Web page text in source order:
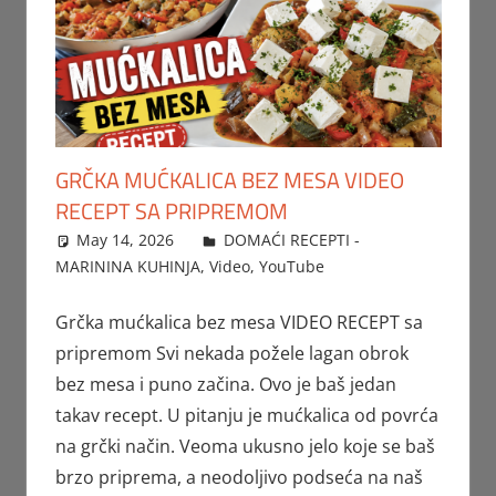
GRČKA MUĆKALICA BEZ MESA VIDEO
RECEPT SA PRIPREMOM
May 14, 2026 FTorgAdmin
DOMAĆI RECEPTI -
MARININA KUHINJA, Video, YouTube
Grčka mućkalica bez mesa VIDEO RECEPT sa
pripremom Svi nekada požele lagan obrok
bez mesa i puno začina. Ovo je baš jedan
takav recept. U pitanju je mućkalica od povrća
na grčki način. Veoma ukusno jelo koje se baš
brzo priprema, a neodoljivo podseća na naš